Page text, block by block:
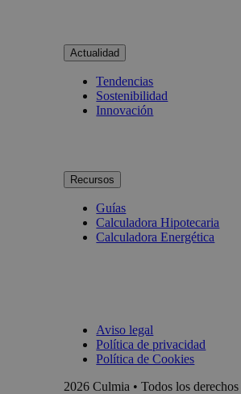
Actualidad
Tendencias
Sostenibilidad
Innovación
Recursos
Guías
Calculadora Hipotecaria
Calculadora Energética
Aviso legal
Política de privacidad
Política de Cookies
2026 Culmia • Todos los derechos